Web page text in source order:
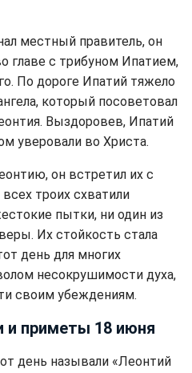
местный правитель, он
главе с трибуном Ипатием,
По дороге Ипатий тяжело
который посоветовал
Выздоровев, Ипатий
уверовали во Христа.
он встретил их с
троих схватили
пытки, ни один из
Их стойкость стала
день для многих
несокрушимости духа,
своим убеждениям.
и приметы 18 июня
день называли «Леонтий